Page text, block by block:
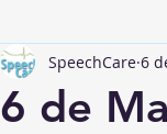
6 de
SpeechCare 6